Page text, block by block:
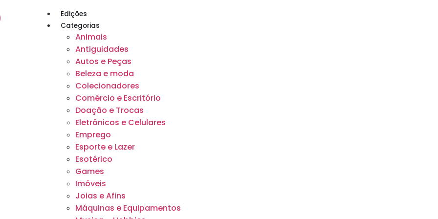
Edições
Categorias
Animais
Antiguidades
Autos e Peças
Beleza e moda
Colecionadores
Comércio e Escritório
Doação e Trocas
Eletrônicos e Celulares
Emprego
Esporte e Lazer
Esotérico
Games
Imóveis
Joias e Afins
Máquinas e Equipamentos